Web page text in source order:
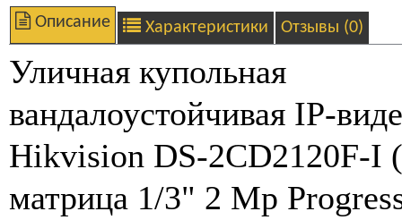
Описание Характеристики Отзывы (0)
Уличная купольная
вандалоустойчивая IP-
Hikvision DS-2CD2120F-I
матрица 1/3" 2 Mp